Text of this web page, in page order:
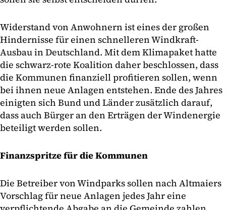
Widerstand von Anwohnern ist eines der großen
Hindernisse für einen schnelleren Windkraft-
Ausbau in Deutschland. Mit dem Klimapaket hatte
die schwarz-rote Koalition daher beschlossen, dass
die Kommunen finanziell profitieren sollen, wenn
bei ihnen neue Anlagen entstehen. Ende des Jahres
einigten sich Bund und Länder zusätzlich darauf,
dass auch Bürger an den Erträgen der Windenergie
beteiligt werden sollen.
Finanzspritze für die Kommunen
Die Betreiber von Windparks sollen nach Altmaiers
Vorschlag für neue Anlagen jedes Jahr eine